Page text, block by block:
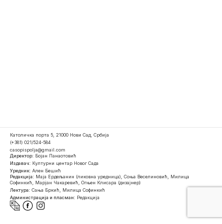
Католичка порта 5, 21000 Нови Сад, Србија
(+381) 021/524-584
casopispolja@gmail.com
Директор: Бојан Панаотовић
Издавач: Културни центар Новог Сада
Уредник: Ален Бешић
Редакција: Маја Ердељанин (ликовна уредница), Соња Веселиновић, Милица
Софинкић, Марјан Чакаревић, Огњен Клисара (дизајнер)
Лектура: Сања Бркић, Милица Софинкић
Администрација и пласман: Редакција